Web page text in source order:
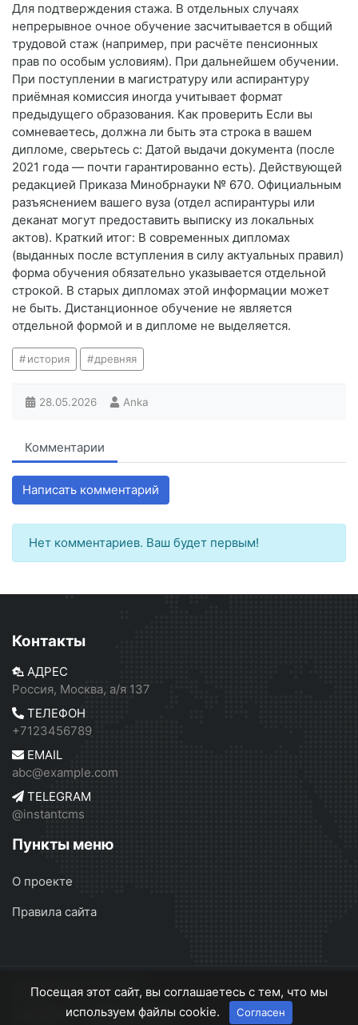
Для подтверждения стажа. В отдельных случаях
непрерывное очное обучение засчитывается в общий
трудовой стаж (например, при расчёте пенсионных
прав по особым условиям). При дальнейшем обучении.
При поступлении в магистратуру или аспирантуру
приёмная комиссия иногда учитывает формат
предыдущего образования. Как проверить Если вы
сомневаетесь, должна ли быть эта строка в вашем
дипломе, сверьтесь с: Датой выдачи документа (после
2021 года — почти гарантированно есть). Действующей
редакцией Приказа Минобрнауки № 670. Официальным
разъяснением вашего вуза (отдел аспирантуры или
деканат могут предоставить выписку из локальных
актов). Краткий итог: В современных дипломах
(выданных после вступления в силу актуальных правил)
форма обучения обязательно указывается отдельной
строкой. В старых дипломах этой информации может
не быть. Дистанционное обучение не является
отдельной формой и в дипломе не выделяется.
история древняя
28.05.2026 Anka
Комментарии
Написать комментарий
Нет комментариев. Ваш будет первым!
Контакты
АДРЕС
Россия, Москва, а/я 137
ТЕЛЕФОН
+7123456789
EMAIL
abc@example.com
TELEGRAM
@instantcms
Пункты меню
О проекте
Правила сайта
InstantCMS 2 © 2026
О проекте
Правила сайта
Посещая этот сайт, вы соглашаетесь с тем, что мы
используем файлы cookie.
Согласен